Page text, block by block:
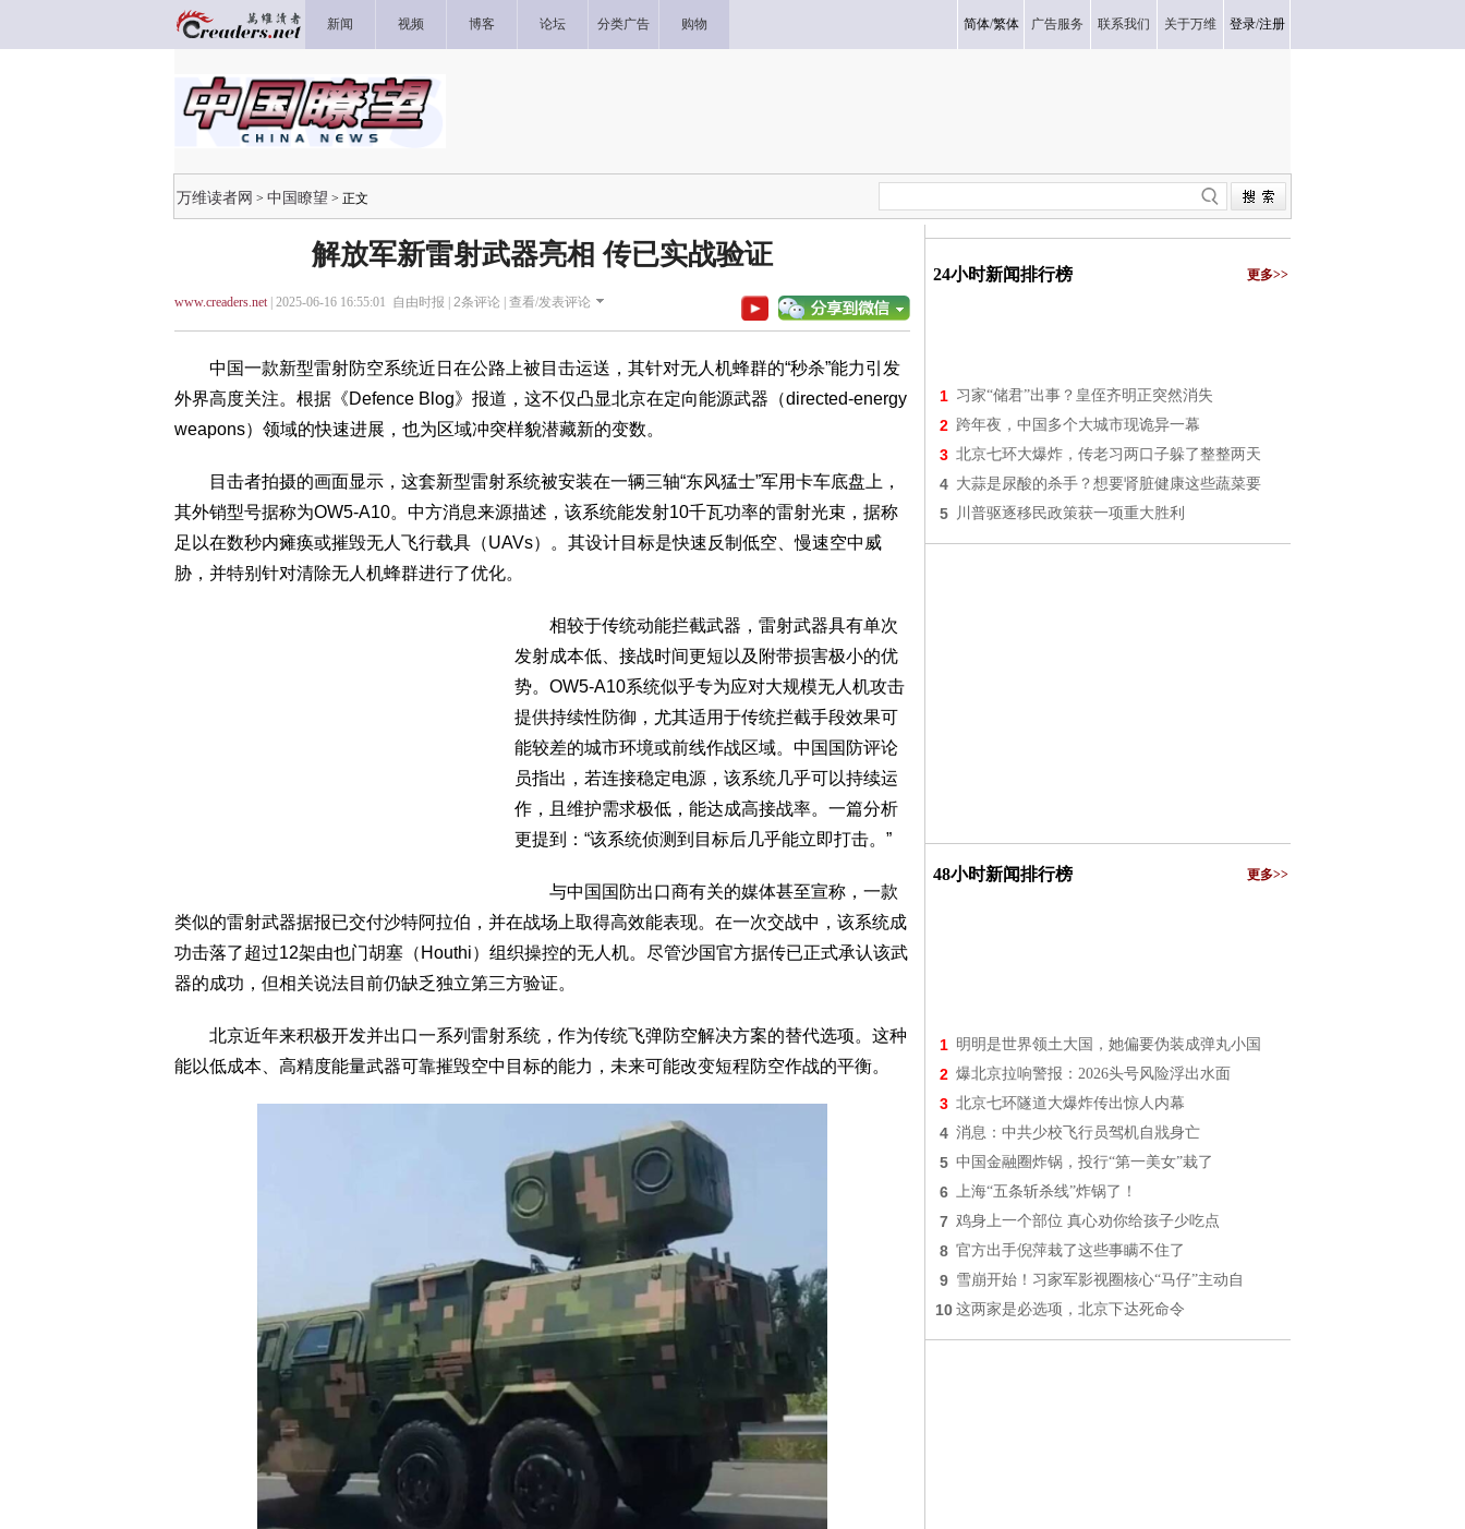
新闻 视频 博客 论坛 分类广告 购物 简体/繁体 广告服务 联系我们 关于万维 登录/注册
万维读者网 > 中国瞭望 > 正文
解放军新雷射武器亮相 传已实战验证
www.creaders.net| 2025-06-16 16:55:01 自由时报 | 2条评论 | 查看/发表评论
中国一款新型雷射防空系统近日在公路上被目击运送，其针对无人机蜂群的“秒杀”能力引发
外界高度关注。根据《Defence Blog》报道，这不仅凸显北京在定向能源武器（directed-energy
weapons）领域的快速进展，也为区域冲突样貌潜藏新的变数。
目击者拍摄的画面显示，这套新型雷射系统被安装在一辆三轴“东风猛士”军用卡车底盘上，
其外销型号据称为OW5-A10。中方消息来源描述，该系统能发射10千瓦功率的雷射光束，据称
足以在数秒内瘫痪或摧毁无人飞行载具（UAVs）。其设计目标是快速反制低空、慢速空中威
胁，并特别针对清除无人机蜂群进行了优化。
相较于传统动能拦截武器，雷射武器具有单次
发射成本低、接战时间更短以及附带损害极小的优
势。OW5-A10系统似乎专为应对大规模无人机攻击
提供持续性防御，尤其适用于传统拦截手段效果可
能较差的城市环境或前线作战区域。中国国防评论
员指出，若连接稳定电源，该系统几乎可以持续运
作，且维护需求极低，能达成高接战率。一篇分析
更提到：“该系统侦测到目标后几乎能立即打击。”
与中国国防出口商有关的媒体甚至宣称，一款
类似的雷射武器据报已交付沙特阿拉伯，并在战场上取得高效能表现。在一次交战中，该系统成
功击落了超过12架由也门胡塞（Houthi）组织操控的无人机。尽管沙国官方据传已正式承认该武
器的成功，但相关说法目前仍缺乏独立第三方验证。
北京近年来积极开发并出口一系列雷射系统，作为传统飞弹防空解决方案的替代选项。这种
能以低成本、高精度能量武器可靠摧毁空中目标的能力，未来可能改变短程防空作战的平衡。
24小时新闻排行榜 更多>>
1 习家“储君”出事？皇侄齐明正突然消失
2 跨年夜，中国多个大城市现诡异一幕
3 北京七环大爆炸，传老习两口子躲了整整两天
4 大蒜是尿酸的杀手？想要肾脏健康这些蔬菜要
5 川普驱逐移民政策获一项重大胜利
48小时新闻排行榜 更多>>
1 明明是世界领土大国，她偏要伪装成弹丸小国
2 爆北京拉响警报：2026头号风险浮出水面
3 北京七环隧道大爆炸传出惊人内幕
4 消息：中共少校飞行员驾机自戕身亡
5 中国金融圈炸锅，投行“第一美女”栽了
6 上海“五条斩杀线”炸锅了！
7 鸡身上一个部位 真心劝你给孩子少吃点
8 官方出手倪萍栽了这些事瞒不住了
9 雪崩开始！习家军影视圈核心“马仔”主动自
10 这两家是必选项，北京下达死命令